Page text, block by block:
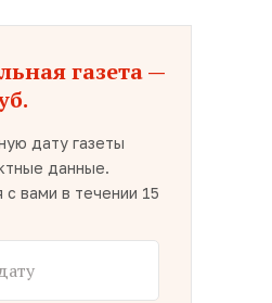
газета —
дату газеты
данные.
вами в течении 15